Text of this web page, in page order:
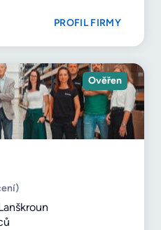
PROFIL FIRMY
Ověřen